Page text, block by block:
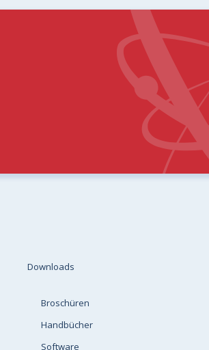
Downloads
Broschüren
Handbücher
Software